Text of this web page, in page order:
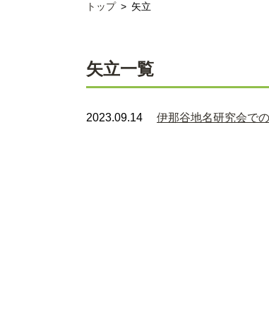
トップ 矢立
矢立一覧
2023.09.14 伊那谷地名研究会で